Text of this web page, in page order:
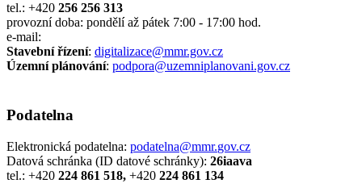
tel.: +420 256 256 313​
provozní doba: pondělí až pátek 7:00 - 17:00 hod.
e-mail:
Stavební řízení: digitalizace@mmr.gov.cz
Územní plánování: podpora@uzemniplanovani.gov.cz
Podatelna
Elektronická podatelna: podatelna@mmr.gov.cz
Datová schránka (ID datové schránky): 26iaava
tel.: +420 224 861 518, +420 224 861 134